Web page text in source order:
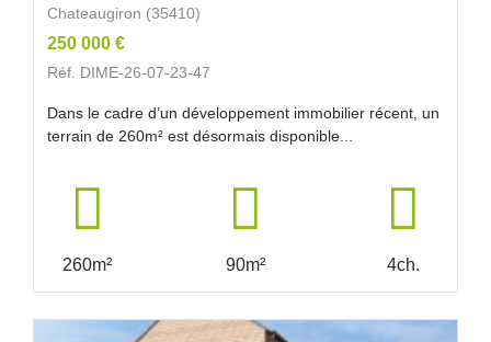
Chateaugiron (35410)
250 000 €
Réf. DIME-26-07-23-47
Dans le cadre d’un développement immobilier récent, un
terrain de 260m² est désormais disponible...
260m² 90m² 4ch.